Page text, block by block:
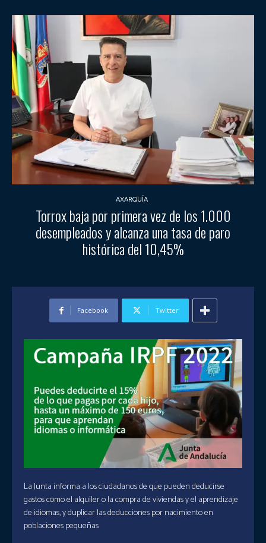
AXARQUÍA
Torrox baja por primera vez de los 1.000
desempleados y alcanza una tasa de paro
histórica del 10,45%
Facebook Twitter
La Junta informa a los ciudadanos de que pueden deducirse
gastos como el alquiler o la compra de viviendas y el aprendizaje
de idiomas, y duplicar las deducciones por nacimiento en
poblaciones pequeñas